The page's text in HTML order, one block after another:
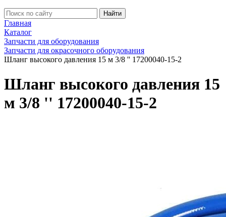
Найти
Главная
Каталог
Запчасти для оборудования
Запчасти для окрасочного оборудования
Шланг высокого давления 15 м 3/8 '' 17200040-15-2
Шланг высокого давления 15
м 3/8 '' 17200040-15-2